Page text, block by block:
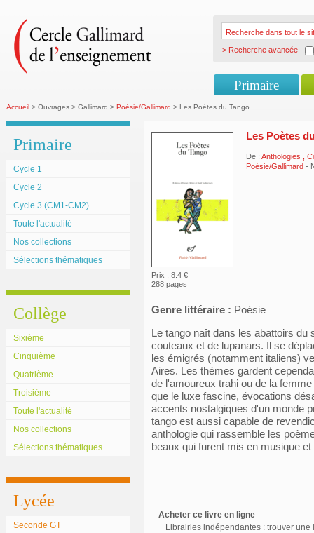
> Recherche avancée
Primaire
Accueil > Ouvrages > Gallimard > Poésie/Gallimard > Les Poètes du Tango
Primaire
Cycle 1
Cycle 2
Cycle 3 (CM1-CM2)
Toute l'actualité
Nos collections
Sélections thématiques
Collège
Sixième
Cinquième
Quatrième
Troisième
Toute l'actualité
Nos collections
Sélections thématiques
Lycée
Seconde GT
Prix : 8.4 €
288 pages
Les Poètes
De : Anthologies
,
Poésie/Gallimard -
Genre littéraire : Poésie
Le tango naît dans les abattoirs du
couteaux et de lupanars. Il se
les émigrés (notamment italiens)
Aires. Les thèmes gardent
de l'amoureux trahi ou de la
que le luxe fascine, évocations
accents nostalgiques d'un monde
tango est aussi capable de
anthologie qui rassemble les
beaux qui furent mis en musique
Acheter ce livre en ligne
Librairies indépendantes : trouver une